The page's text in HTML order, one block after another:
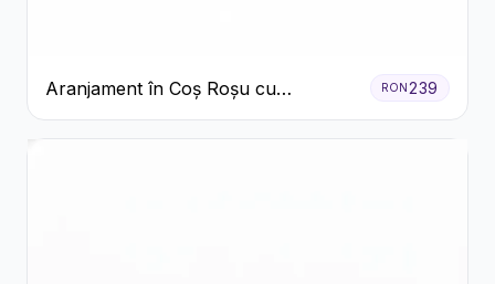
Aranjament în Coș Roșu cu
Trandafiri și Crizanteme Albe
RON239